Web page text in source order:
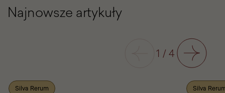
Najnowsze artykuły
1 /4 Następny
Silva Rerum Silva